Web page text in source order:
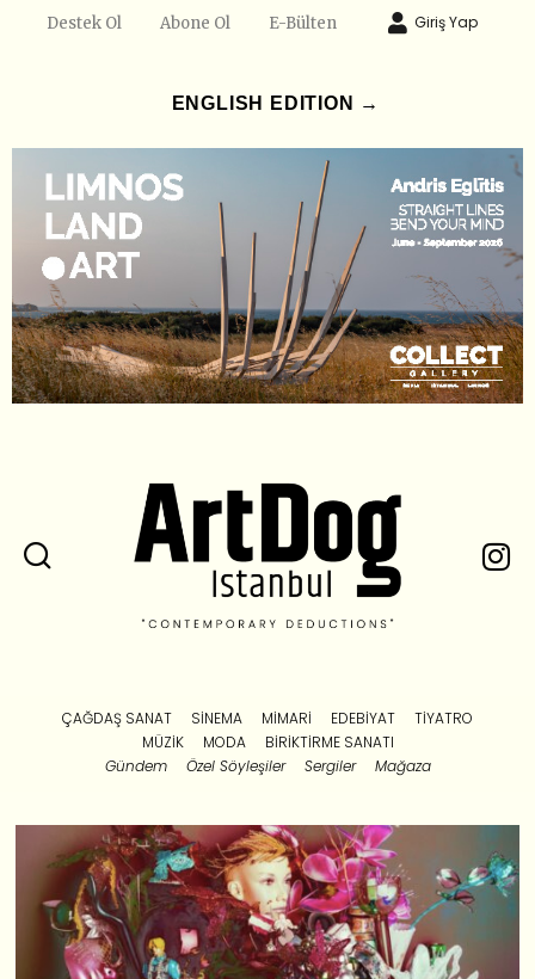
Destek Ol Abone Ol E-Bülten Giriş Yap
ENGLISH EDITION →
ÇAĞDAŞ SANAT SINEMA MIMARI EDEBIYAT
TIYATRO
MÜZIK
MODA
BIRIKTIRME SANATI
Gündem
Özel Söyleşiler Sergiler Mağaza